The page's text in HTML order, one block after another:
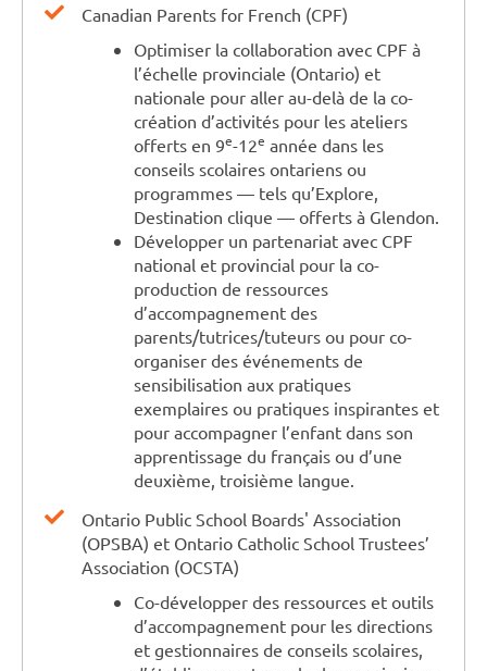
Canadian Parents for French (CPF)
Optimiser la collaboration avec CPF à
l’échelle provinciale (Ontario) et
nationale pour aller au-delà de la co-
création d’activités pour les ateliers
offerts en 9e-12e année dans les
conseils scolaires ontariens ou
programmes — tels qu’Explore,
Destination clique — offerts à Glendon.
Développer un partenariat avec CPF
national et provincial pour la co-
production de ressources
d’accompagnement des
parents/tutrices/tuteurs ou pour co-
organiser des événements de
sensibilisation aux pratiques
exemplaires ou pratiques inspirantes et
pour accompagner l’enfant dans son
apprentissage du français ou d’une
deuxième, troisième langue.
Ontario Public School Boards' Association
(OPSBA) et Ontario Catholic School Trustees’
Association (OCSTA)
Co-développer des ressources et outils
d’accompagnement pour les directions
et gestionnaires de conseils scolaires,